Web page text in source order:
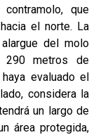
que
el norte. La
del molo
290 metros de
evaluado el
considera la
un largo de
área protegida,